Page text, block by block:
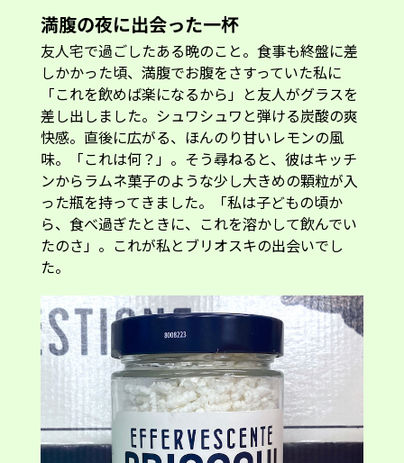
満腹の夜に出会った一杯
友人宅で過ごしたある晩のこと。食事も終盤に差
しかかった頃、満腹でお腹をさすっていた私に
「これを飲めば楽になるから」と友人がグラスを
差し出しました。シュワシュワと弾ける炭酸の爽
快感。直後に広がる、ほんのり甘いレモンの風
味。「これは何？」。そう尋ねると、彼はキッチ
ンからラムネ菓子のような少し大きめの顆粒が入
った瓶を持ってきました。「私は子どもの頃か
ら、食べ過ぎたときに、これを溶かして飲んでい
たのさ」。これが私とブリオスキの出会いでし
た。